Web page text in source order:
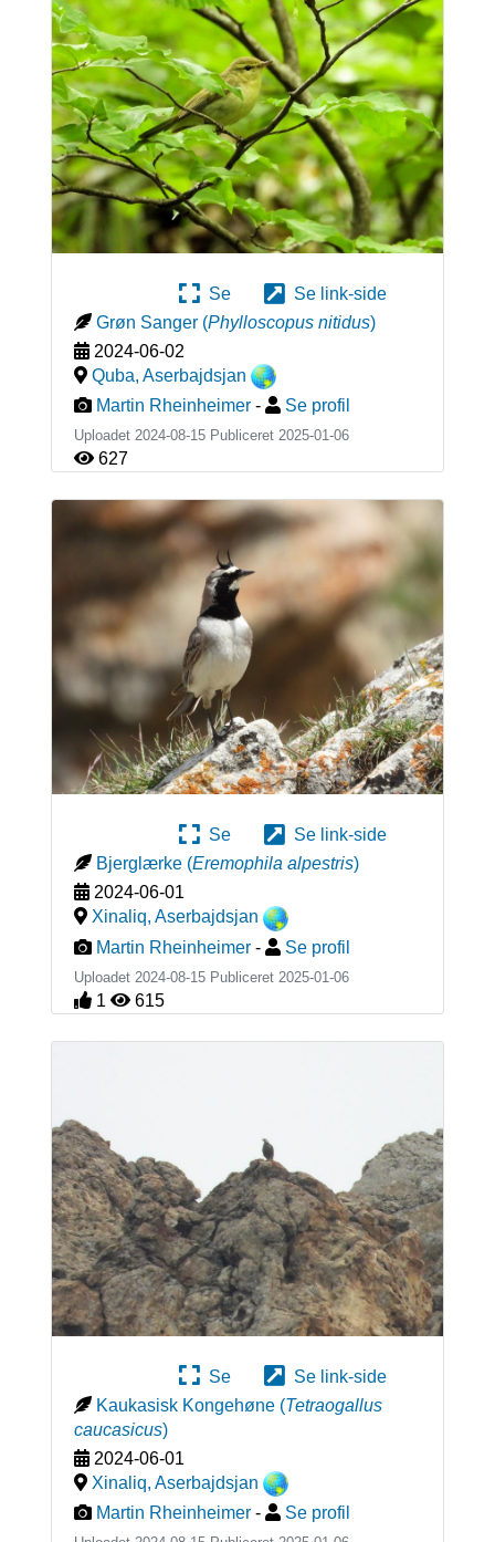
Se
Se link-side
Grøn Sanger (Phylloscopus nitidus)
2024-06-02
Quba, Aserbajdsjan
Martin Rheinheimer - Se profil
Uploadet 2024-08-15 Publiceret 2025-01-06
627
Se
Se link-side
Bjerglærke (Eremophila alpestris)
2024-06-01
Xinaliq, Aserbajdsjan
Martin Rheinheimer - Se profil
Uploadet 2024-08-15 Publiceret 2025-01-06
1 615
Se
Se link-side
Kaukasisk Kongehøne (Tetraogallus
caucasicus)
2024-06-01
Xinaliq, Aserbajdsjan
Martin Rheinheimer - Se profil